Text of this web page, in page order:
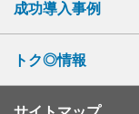
成功導入事例
トク◎情報